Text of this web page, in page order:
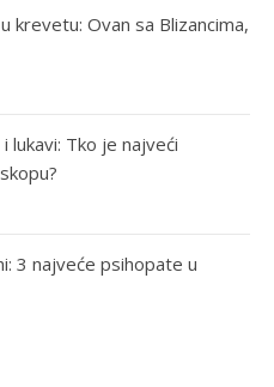
krevetu: Ovan sa Blizancima,
lukavi: Tko je najveći
3 najveće psihopate u